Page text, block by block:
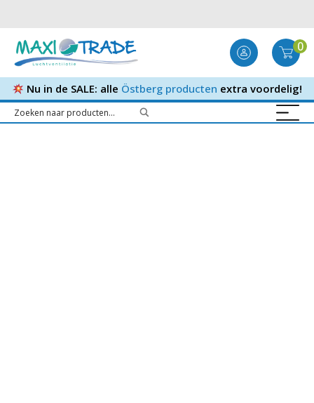
0
Nu in de SALE: alle Östberg producten extra voordelig!